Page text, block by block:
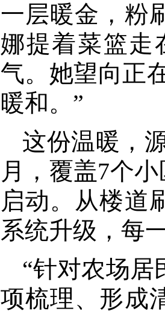
一层暖金，粉
娜提着菜篮走
气。她望向正
暖和。”
这份温暖，
月，覆盖7个
启动。从楼道
系统升级，每
“针对农场居
项梳理、形成